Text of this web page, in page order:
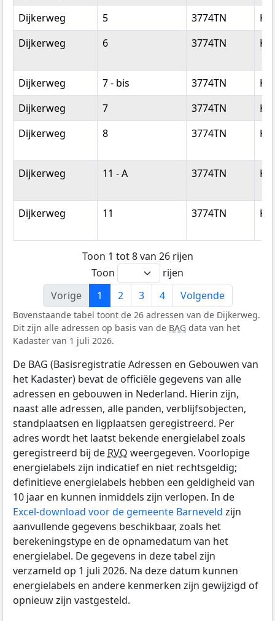
Dijkerweg
5 3774TN
Dijkerweg
6 3774TN
Dijkerweg 7 - bis 3774TN
Dijkerweg
7 3774TN
Dijkerweg
8 3774TN
Dijkerweg 11 - A 3774TN
Dijkerweg 11 3774TN
Toon 1 tot 8 van 26 rijen
Toon
rijen
Vorige
1 2 3 4 Volgende
Bovenstaande tabel toont de 26 adressen van de Dijkerweg.
Dit zijn alle adressen op basis van de BAG data van het
Kadaster van 1 juli 2026.
De BAG (Basisregistratie Adressen en Gebouwen van
het Kadaster) bevat de officiële gegevens van alle
adressen en gebouwen in Nederland. Hierin zijn,
naast alle adressen, alle panden, verblijfsobjecten,
standplaatsen en ligplaatsen geregistreerd. Per
adres wordt het laatst bekende energielabel zoals
geregistreerd bij de RVO weergegeven. Voorlopige
energielabels zijn indicatief en niet rechtsgeldig;
definitieve energielabels hebben een geldigheid van
10 jaar en kunnen inmiddels zijn verlopen. In de
Excel-download voor de gemeente Barneveld zijn
aanvullende gegevens beschikbaar, zoals het
berekeningstype en de opnamedatum van het
energielabel. De gegevens in deze tabel zijn
verzameld op 1 juli 2026. Na deze datum kunnen
energielabels en andere kenmerken zijn gewijzigd of
opnieuw zijn vastgesteld.